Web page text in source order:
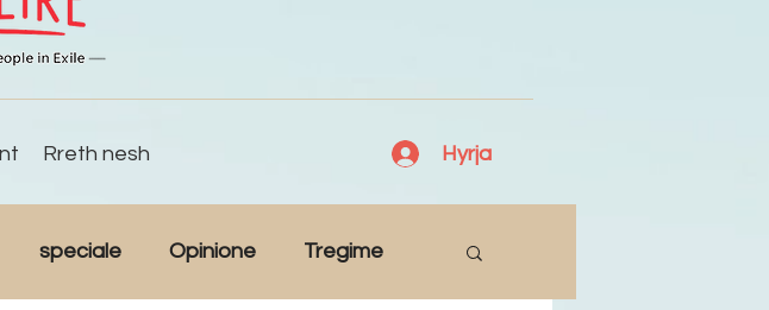
Rreth nesh Hyrja
speciale Opinione Tregime